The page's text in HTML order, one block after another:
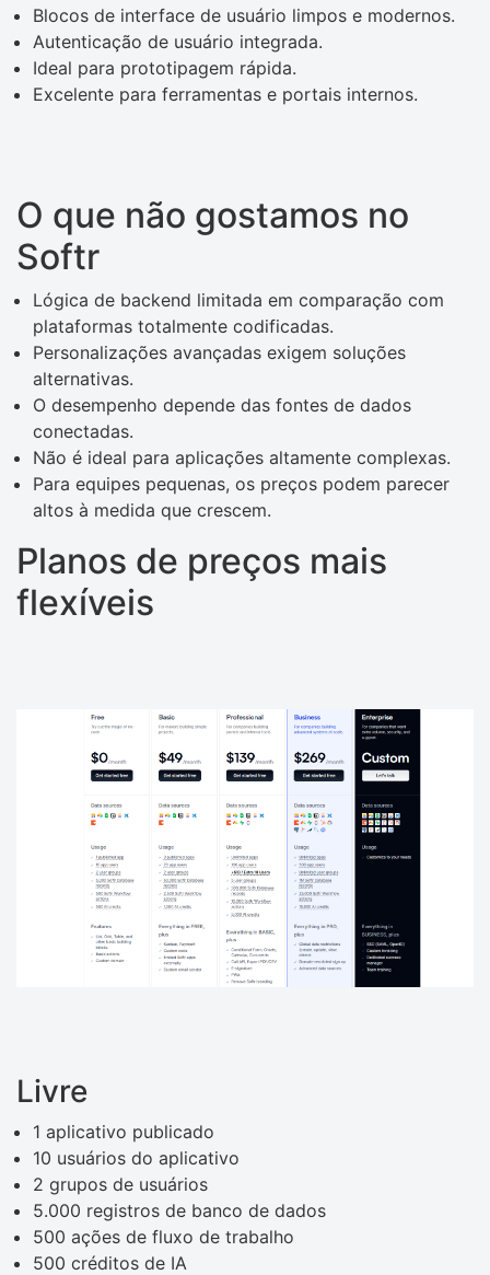
Blocos de interface de usuário limpos e modernos.
Autenticação de usuário integrada.
Ideal para prototipagem rápida.
Excelente para ferramentas e portais internos.
O que não gostamos no
Softr
Lógica de backend limitada em comparação com
plataformas totalmente codificadas.
Personalizações avançadas exigem soluções
alternativas.
O desempenho depende das fontes de dados
conectadas.
Não é ideal para aplicações altamente complexas.
Para equipes pequenas, os preços podem parecer
altos à medida que crescem.
Planos de preços mais
flexíveis
Livre
1 aplicativo publicado
10 usuários do aplicativo
2 grupos de usuários
5.000 registros de banco de dados
500 ações de fluxo de trabalho
500 créditos de IA